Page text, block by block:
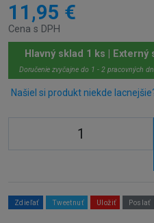
11,95 €
Cena s DPH
Hlavný sklad 1 ks | Externý
Doručenie zvyčajne do 1 - 2 pracovných
Našiel si produkt niekde
Zdieľať Tweetnuť Uložiť Poslať